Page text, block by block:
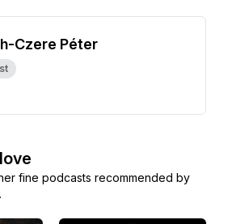
Czere Péter
fine podcasts recommended by